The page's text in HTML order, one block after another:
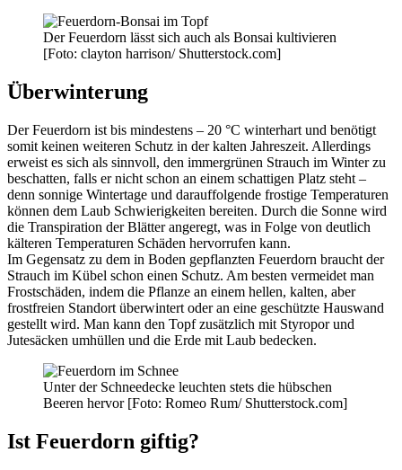
Der Feuerdorn lässt sich auch als Bonsai kultivieren
[Foto: clayton harrison/ Shutterstock.com]
Überwinterung
Der Feuerdorn ist bis mindestens – 20 °C winterhart und benötigt
somit keinen weiteren Schutz in der kalten Jahreszeit. Allerdings
erweist es sich als sinnvoll, den immergrünen Strauch im Winter zu
beschatten, falls er nicht schon an einem schattigen Platz steht –
denn sonnige Wintertage und darauffolgende frostige Temperaturen
können dem Laub Schwierigkeiten bereiten. Durch die Sonne wird
die Transpiration der Blätter angeregt, was in Folge von deutlich
kälteren Temperaturen Schäden hervorrufen kann.
Im Gegensatz zu dem in Boden gepflanzten Feuerdorn braucht der
Strauch im Kübel schon einen Schutz. Am besten vermeidet man
Frostschäden, indem die Pflanze an einem hellen, kalten, aber
frostfreien Standort überwintert oder an eine geschützte Hauswand
gestellt wird. Man kann den Topf zusätzlich mit Styropor und
Jutesäcken umhüllen und die Erde mit Laub bedecken.
Unter der Schneedecke leuchten stets die hübschen
Beeren hervor [Foto: Romeo Rum/ Shutterstock.com]
Ist Feuerdorn giftig?